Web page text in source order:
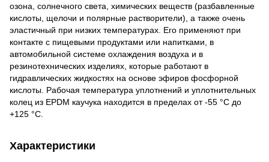
озона, солнечного света, химических веществ (разбавленные
кислоты, щелочи и полярные растворители), а также очень
эластичный при низких температурах. Его применяют при
контакте с пищевыми продуктами или напитками, в
автомобильной системе охлаждения воздуха и в
резинотехнических изделиях, которые работают в
гидравлических жидкостях на основе эфиров фосфорной
кислоты. Рабочая температура уплотнений и уплотнительных
колец из EPDM каучука находится в пределах от -55 °С до
+125 °С.
Характеристики